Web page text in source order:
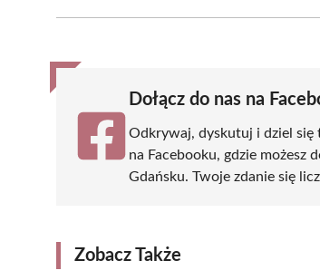
(Twitter)
Dołącz do nas na
Odkrywaj, dyskutuj i dziel się
na Facebooku, gdzie możesz
Gdańsku. Twoje zdanie się
Zobacz Także